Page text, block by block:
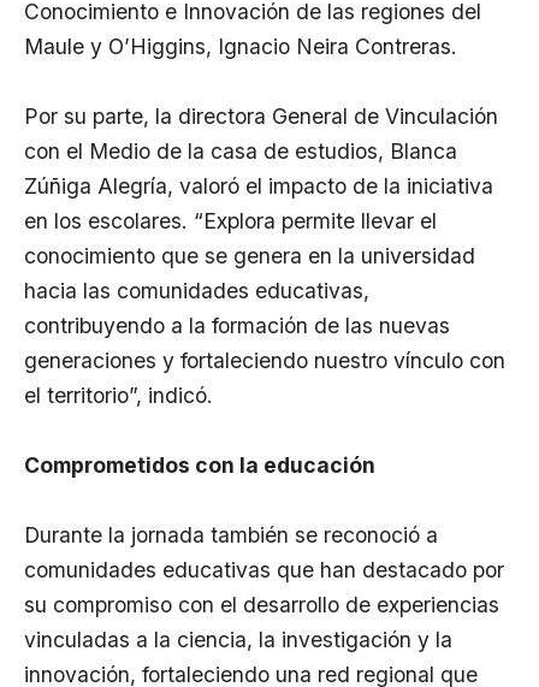
Conocimiento e Innovación de las regiones del
Maule y O’Higgins, Ignacio Neira Contreras.
Por su parte, la directora General de Vinculación
con el Medio de la casa de estudios, Blanca
Zúñiga Alegría, valoró el impacto de la iniciativa
en los escolares. “Explora permite llevar el
conocimiento que se genera en la universidad
hacia las comunidades educativas,
contribuyendo a la formación de las nuevas
generaciones y fortaleciendo nuestro vínculo con
el territorio”, indicó.
Comprometidos con la educación
Durante la jornada también se reconoció a
comunidades educativas que han destacado por
su compromiso con el desarrollo de experiencias
vinculadas a la ciencia, la investigación y la
innovación, fortaleciendo una red regional que